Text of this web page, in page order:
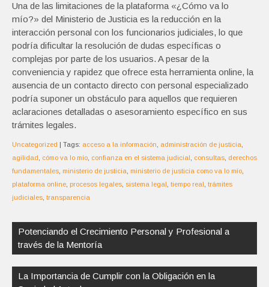
Una de las limitaciones de la plataforma «¿Cómo va lo
mío?» del Ministerio de Justicia es la reducción en la
interacción personal con los funcionarios judiciales, lo que
podría dificultar la resolución de dudas específicas o
complejas por parte de los usuarios. A pesar de la
conveniencia y rapidez que ofrece esta herramienta online, la
ausencia de un contacto directo con personal especializado
podría suponer un obstáculo para aquellos que requieren
aclaraciones detalladas o asesoramiento específico en sus
trámites legales.
Uncategorized | Tags: acceso a la información administración de justicia
agilidad
cómo va lo mío confianza en el sistema judicial consultas derechos
fundamentales ministerio de justicia ministerio de justicia como va lo mío
plataforma online procesos legales sistema legal tiempo real trámites
judiciales transparencia
de
entradas
Potenciando el Crecimiento Personal y Profesional a
través de la Mentoría
La Importancia de Cumplir con la Obligación en la